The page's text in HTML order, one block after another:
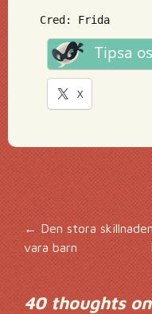
Cred: Frida
Tipsa
X
← Den stora
vara barn
40 thoughts on